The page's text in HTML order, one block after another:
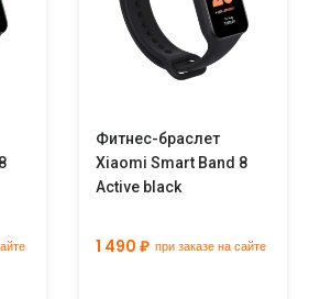
Фитнес-браслет
Xiaomi Smart Band 8
Active black
1 490 ₽ при заказе на сайте